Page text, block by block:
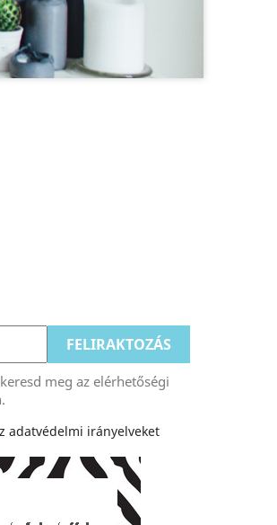
hagyományos vagy digitális
nálunk megtalálja ezeket
meg az elérhetőségi
adatvédelmi irányelveket